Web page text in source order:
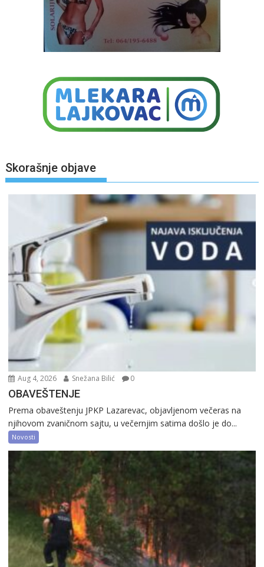
Skorašnje objave
Aug 4, 2026 Snežana Bilić 0
OBAVEŠTENJE
Prema obaveštenju JPKP Lazarevac, objavljenom večeras na
njihovom zvaničnom sajtu, u večernjim satima došlo je do...
Novosti